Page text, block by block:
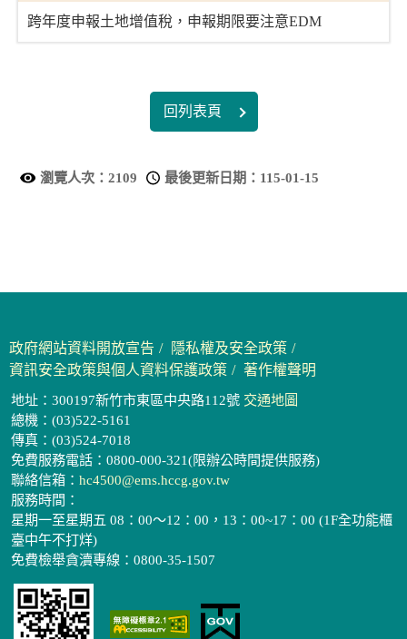
跨年度申報土地增值稅，申報期限要注意EDM
回列表頁
瀏覽人次： 2109 最後更新日期： 115-01-15
政府網站資料開放宣告
隱私權及安全政策
資訊安全政策與個人資料保護政策
著作權聲明
地址：300197新竹市東區中央路112號 交通地圖
總機：(03)522-5161
傳真：(03)524-7018
免費服務電話：0800-000-321(限辦公時間提供服務)
聯絡信箱： hc4500@ems.hccg.gov.tw
服務時間：
星期一至星期五 08：00～12：00，13：00~17：00 (1F全功能櫃
臺中午不打烊)
免費檢舉貪瀆專線：0800-35-1507